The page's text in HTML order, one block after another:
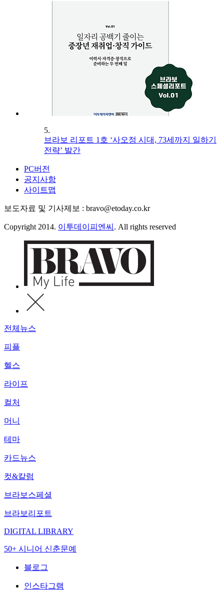
5.
브라보 리포트 1호 ‘사오정 시대, 73세까지 일하기
전략’ 발간
PC버전
공지사항
사이트맵
보도자료 및 기사제보 : bravo@etoday.co.kr
Copyright 2014. 이투데이피엔씨 . All rights reserved
전체뉴스
피플
헬스
라이프
컬처
머니
테마
카드뉴스
컷&칼럼
브라보스페셜
브라보리포트
DIGITAL LIBRARY
50+ 시니어 신춘문예
블로그
인스타그램